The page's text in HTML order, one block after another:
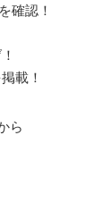
確認！
載！
ら